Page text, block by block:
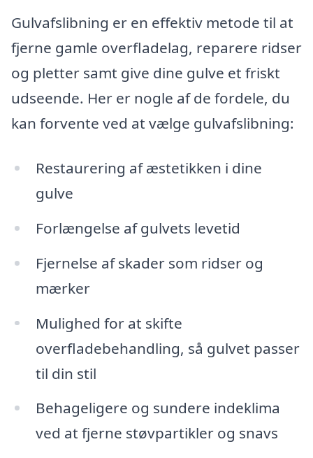
Gulvafslibning er en effektiv metode til at
fjerne gamle overfladelag, reparere ridser
og pletter samt give dine gulve et friskt
udseende. Her er nogle af de fordele, du
kan forvente ved at vælge gulvafslibning:
Restaurering af æstetikken i dine
gulve
Forlængelse af gulvets levetid
Fjernelse af skader som ridser og
mærker
Mulighed for at skifte
overfladebehandling, så gulvet passer
til din stil
Behageligere og sundere indeklima
ved at fjerne støvpartikler og snavs